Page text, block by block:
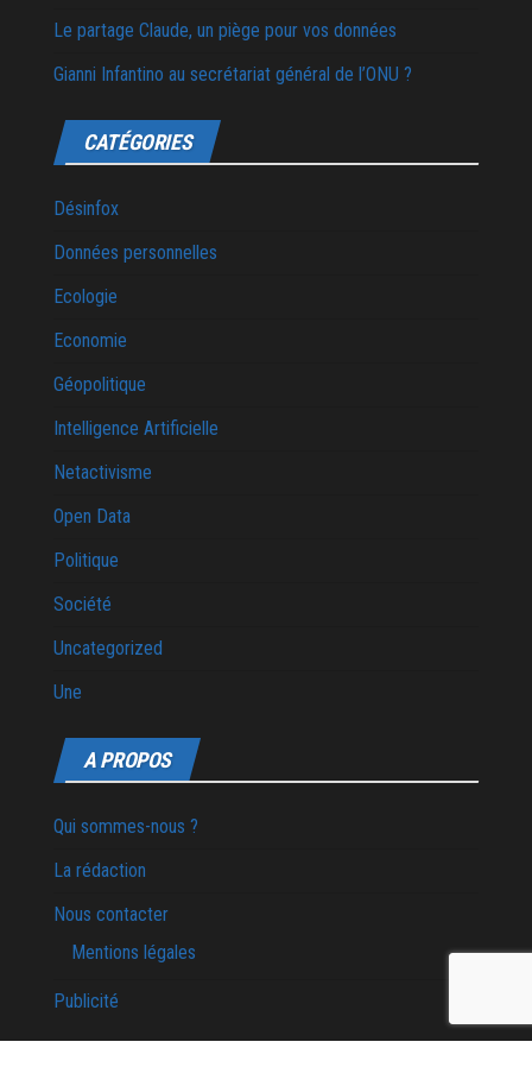
Le partage Claude, un piège pour vos données
Gianni Infantino au secrétariat général de l’ONU ?
CATÉGORIES
Désinfox
Données personnelles
Ecologie
Economie
Géopolitique
Intelligence Artificielle
Netactivisme
Open Data
Politique
Société
Uncategorized
Une
A PROPOS
Qui sommes-nous ?
La rédaction
Nous contacter
Mentions légales
Publicité